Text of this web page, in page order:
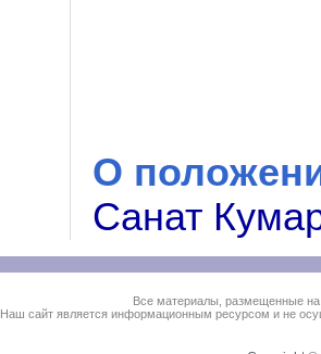
О
Санат
Все материалы, размещенные
Наш сайт является информационным ресурсом и не